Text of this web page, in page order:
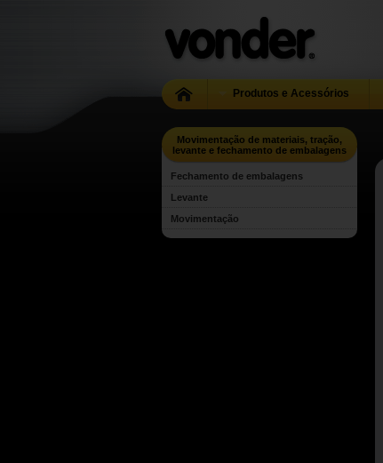
Produtos e Acessórios
Movimentação de materiais, tração,
levante e fechamento de embalagens
Fechamento de embalagens
Levante
Movimentação